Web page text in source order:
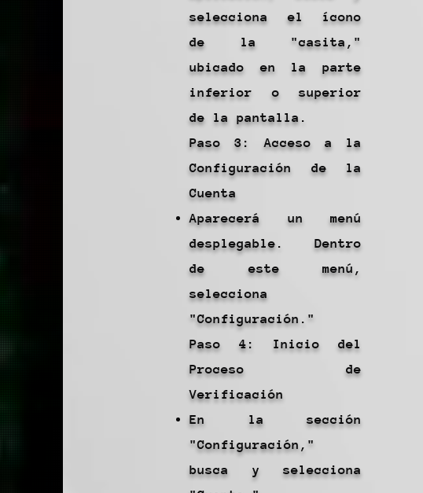
selecciona el ícono
de la "casita,"
ubicado en la parte
inferior o superior
de la pantalla.
Paso 3: Acceso a la
Configuración de la
Cuenta
Aparecerá un menú
desplegable. Dentro
de este menú,
selecciona
"Configuración."
Paso 4: Inicio del
Proceso de
Verificación
En la sección
"Configuración,"
busca y selecciona